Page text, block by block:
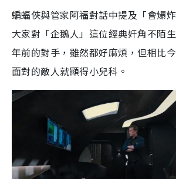
蝙蝠俠與管家阿福對話中提及「會爆
大家對「企鵝人」這位經典奸角不陌
年前的對手，雖然都好麻煩，但相比今
面對的敵人就顯得小兒科。